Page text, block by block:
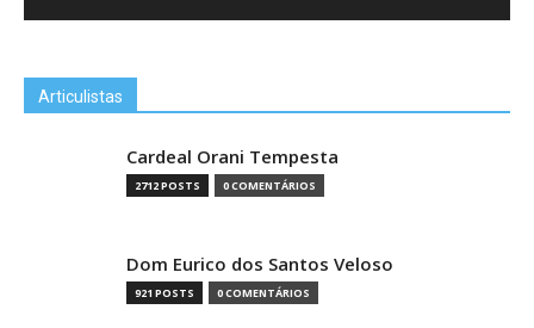
Articulistas
Cardeal Orani Tempesta
2712 POSTS 0 COMENTÁRIOS
Dom Eurico dos Santos Veloso
921 POSTS 0 COMENTÁRIOS